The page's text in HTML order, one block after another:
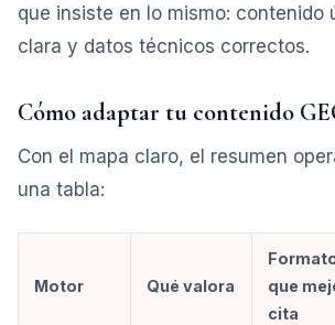
que insiste en lo mismo: contenido
clara y datos técnicos correctos.
Cómo adaptar tu contenido
Con el mapa claro, el resumen
una tabla:
Motor Qué valora
que
cita